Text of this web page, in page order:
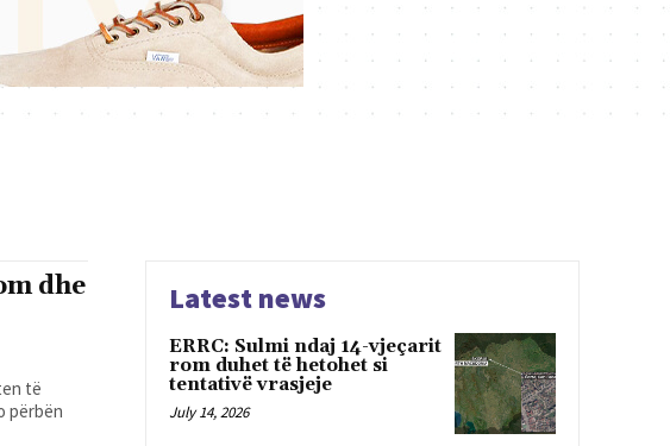
dhe
të
përbën
Latest news
ERRC: Sulmi ndaj 14-vjeçarit
rom duhet të hetohet si
tentativë vrasjeje
July 14, 2026